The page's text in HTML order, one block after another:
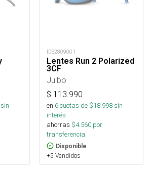
sin
IDE2809001
Lentes Run 2 Polarized
3CF
Julbo
$ 113.990
en 6cuotas de $18.998sin
interés
ahorras $4.560 por
transferencia.
Disponible
+5 Vendidos